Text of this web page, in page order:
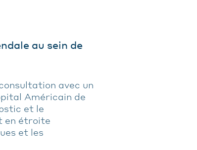
au sein de
avec un
Américain de
et le
en étroite
et les